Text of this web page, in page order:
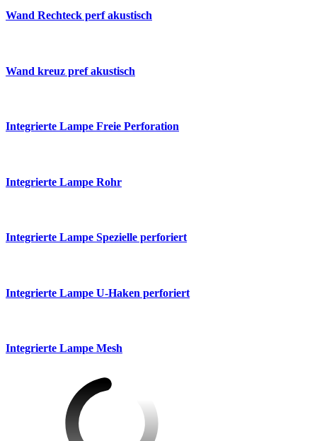
Wand Rechteck perf akustisch
Wand kreuz pref akustisch
Integrierte Lampe Freie Perforation
Integrierte Lampe Rohr
Integrierte Lampe Spezielle perforiert
Integrierte Lampe U-Haken perforiert
Integrierte Lampe Mesh